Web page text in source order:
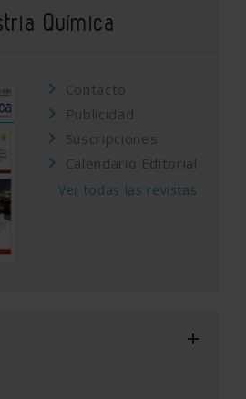
Química
Contacto
Publicidad
Suscripciones
Calendario Editorial
Ver todas las revistas